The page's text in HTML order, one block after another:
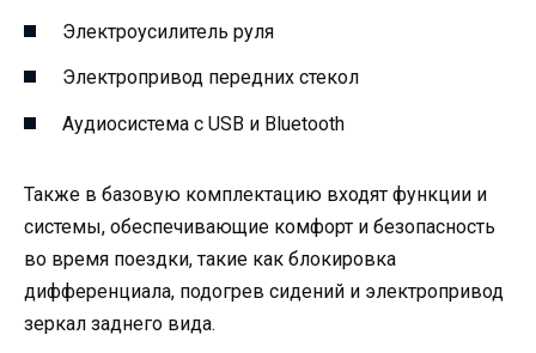
Электроусилитель руля
Электропривод передних стекол
Аудиосистема с USB и Bluetooth
Также в базовую комплектацию входят функции и
системы, обеспечивающие комфорт и безопасность
во время поездки, такие как блокировка
дифференциала, подогрев сидений и электропривод
зеркал заднего вида.